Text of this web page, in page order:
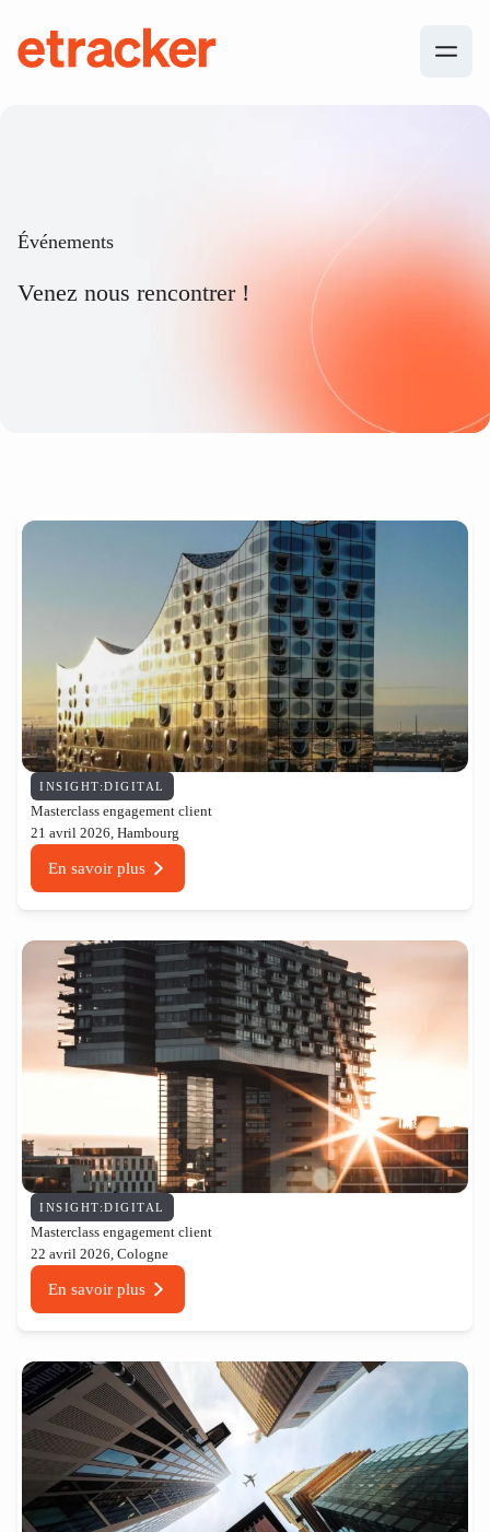
Événements
Venez nous rencontrer !
INSIGHT:DIGITAL
Masterclass engagement client
21 avril 2026, Hambourg
En savoir plus
INSIGHT:DIGITAL
Masterclass engagement client
22 avril 2026, Cologne
En savoir plus